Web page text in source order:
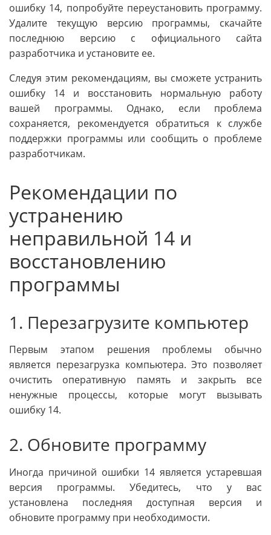
ошибку 14, попробуйте переустановить программу.
Удалите текущую версию программы, скачайте
последнюю версию с официального сайта
разработчика и установите ее.
Следуя этим рекомендациям, вы сможете устранить
ошибку 14 и восстановить нормальную работу
вашей программы. Однако, если проблема
сохраняется, рекомендуется обратиться к службе
поддержки программы или сообщить о проблеме
разработчикам.
Рекомендации по
устранению
неправильной 14 и
восстановлению
программы
1. Перезагрузите компьютер
Первым этапом решения проблемы обычно
является перезагрузка компьютера. Это позволяет
очистить оперативную память и закрыть все
ненужные процессы, которые могут вызывать
ошибку 14.
2. Обновите программу
Иногда причиной ошибки 14 является устаревшая
версия программы. Убедитесь, что у вас
установлена последняя доступная версия и
обновите программу при необходимости.